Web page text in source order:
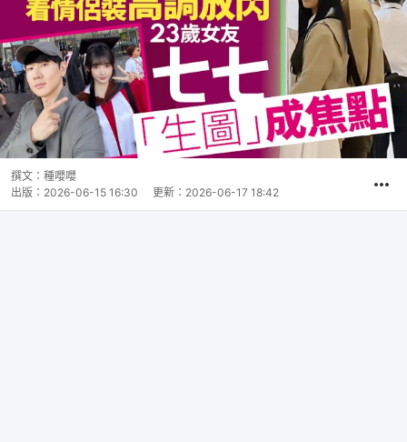
撰文： 種嚶嚶
出版： 2026-06-15 16:30 更新： 2026-06-17 18:42